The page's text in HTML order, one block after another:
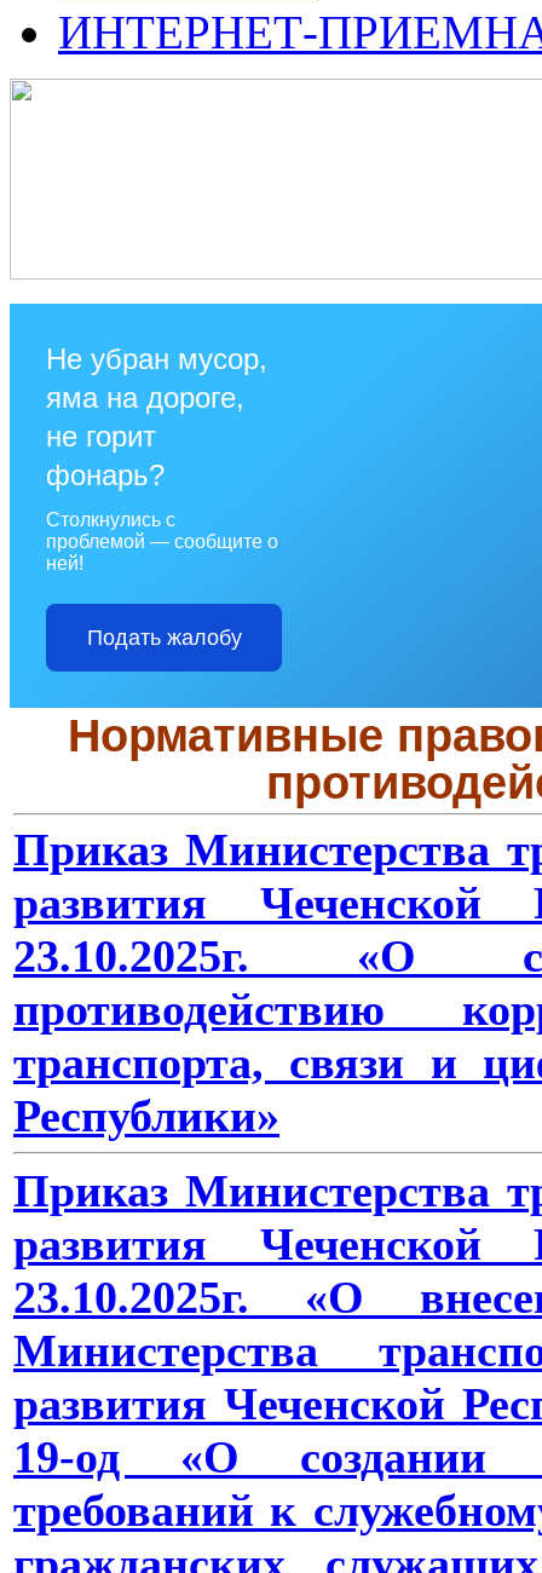
ИНТЕРНЕТ-
Не убран мусор,
яма на дороге,
не горит
фонарь?
Столкнулись с
проблемой — сообщите о
ней!
Подать жалобу
Нормативные
Приказ Министерства
развития
23.10.2025г. «О
противодействию
транспорта, связи и
Республики»
Приказ Министерства
развития
23.10.2025г. «О
Министерства
развития Чеченской
19-од «О создании
требований к